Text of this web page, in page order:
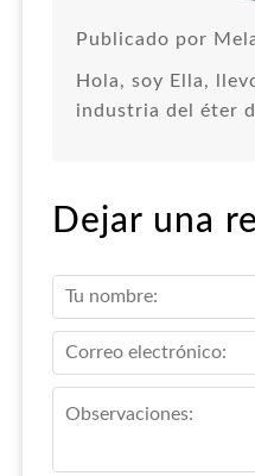
Publicado por
Hola, soy Ella,
industria del éter
Dejar una